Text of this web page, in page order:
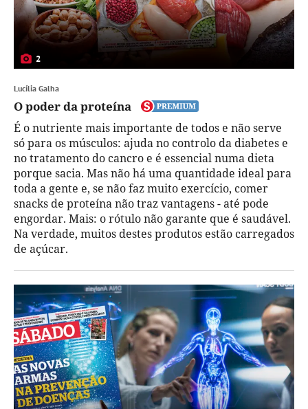
2
Lucília Galha
O poder da proteína
É o nutriente mais importante de todos e não serve
só para os músculos: ajuda no controlo da diabetes e
no tratamento do cancro e é essencial numa dieta
porque sacia. Mas não há uma quantidade ideal para
toda a gente e, se não faz muito exercício, comer
snacks de proteína não traz vantagens - até pode
engordar. Mais: o rótulo não garante que é saudável.
Na verdade, muitos destes produtos estão carregados
de açúcar.